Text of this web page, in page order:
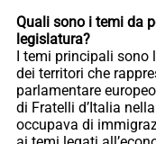
Quali sono i temi da
legislatura?
I temi principali sono
dei territori che
parlamentare
di Fratelli d’Italia
occupava di